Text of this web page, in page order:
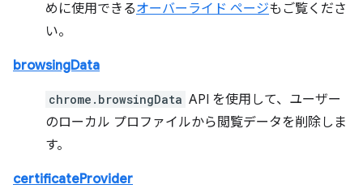
めに使用できるオーバーライド ページもご覧くださ
い。
browsingData
chrome.browsingData API を使用して、ユーザー
のローカル プロファイルから閲覧データを削除しま
す。
certificateProvider